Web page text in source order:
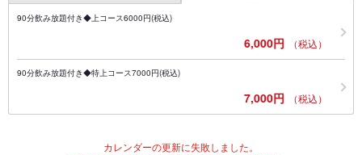
90分飲み放題付き◆上コース6000円(税込)
6,000円 （税込）
90分飲み放題付き◆特上コース7000円(税込)
7,000円 （税込）
カレンダーの更新に失敗しました。